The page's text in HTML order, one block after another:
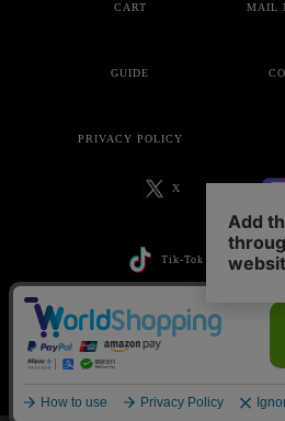
CART MAIL
GUIDE
PRIVACY POLICY
X
Tik-Tok
Copyright © ankoROCK all